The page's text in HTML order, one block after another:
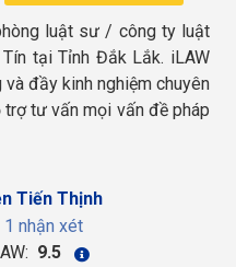
luật sư / công ty luật
tại Tỉnh Đắk Lắk. iLAW
đầy kinh nghiệm chuyên
tư vấn mọi vấn đề pháp
Tiến Thịnh
1 nhận xét
9.5